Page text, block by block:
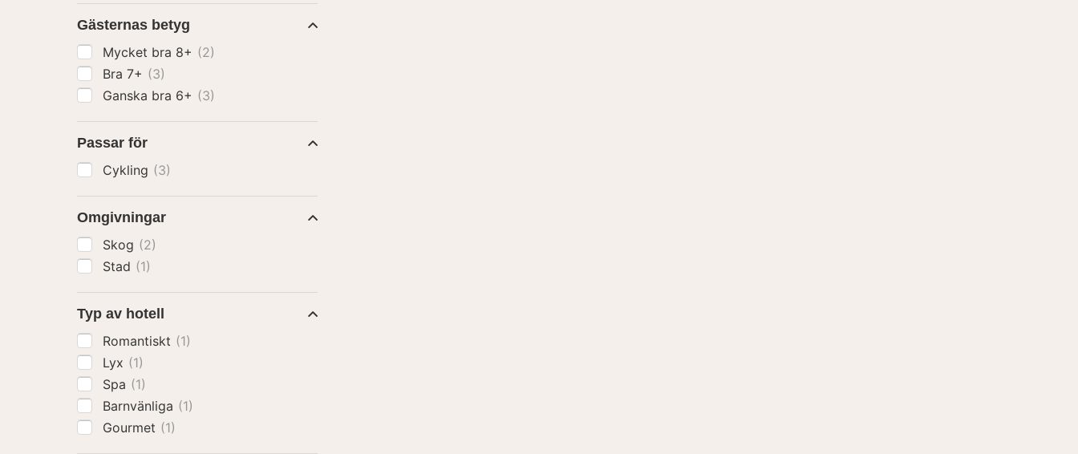
Gästernas betyg
Mycket bra 8+ (2)
Bra 7+ (3)
Ganska bra 6+ (3)
Passar för
Cykling (3)
Omgivningar
Skog (2)
Stad (1)
Typ av hotell
Romantiskt (1)
Lyx (1)
Spa (1)
Barnvänliga (1)
Gourmet (1)